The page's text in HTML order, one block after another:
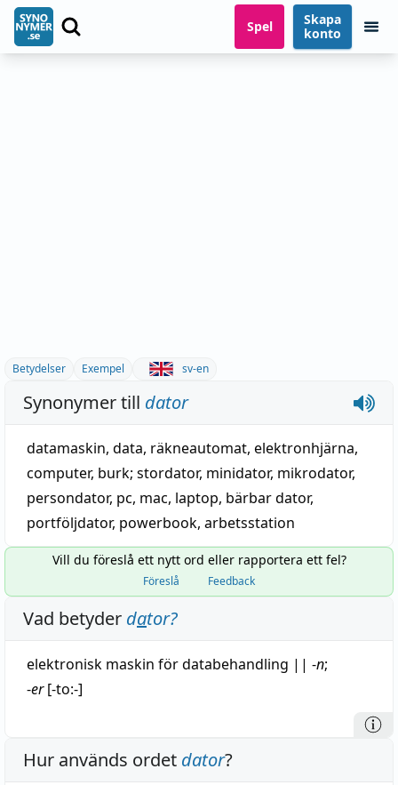
Spel
Skapa
konto
Betydelser Exempel sv-en
Synonymer till dator
datamaskin, data, räkneautomat, elektronhjärna,
computer, burk; stordator, minidator, mikrodator,
persondator, pc, mac, laptop, bärbar dator,
portföljdator, powerbook, arbetsstation
Vill du föreslå ett nytt ord eller rapportera ett fel?
Föreslå Feedback
Vad betyder dator?
elektronisk maskin fördatabehandling || -n;
-er[-to:-]
Hur används ordet dator?